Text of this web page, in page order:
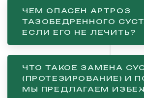
ЧЕМ ОПАСЕН АРТРОЗ
ТАЗОБЕДРЕННОГО
ЕСЛИ ЕГО НЕ ЛЕЧИТЬ?
ЧТО ТАКОЕ ЗАМЕНА
(ПРОТЕЗИРОВАНИЕ) И
МЫ ПРЕДЛАГАЕМ